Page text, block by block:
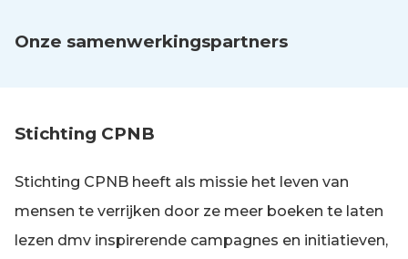
Onze samenwerkingspartners
Stichting CPNB
Stichting CPNB heeft als missie het leven van
mensen te verrijken door ze meer boeken te laten
lezen dmv inspirerende campagnes en initiatieven,